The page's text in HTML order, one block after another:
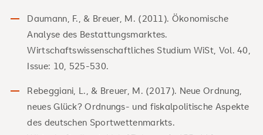
Daumann, F., & Breuer, M. (2011). Ökonomische
Analyse des Bestattungsmarktes.
Wirtschaftswissenschaftliches Studium WiSt, Vol. 40,
Issue: 10, 525-530.
Rebeggiani, L., & Breuer, M. (2017). Neue Ordnung,
neues Glück? Ordnungs- und fiskalpolitische Aspekte
des deutschen Sportwettenmarkts.